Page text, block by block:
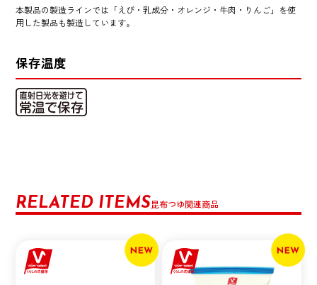
本製品の製造ラインでは「えび・乳成分・オレンジ・牛肉・りんご」を使
用した製品も製造しています。
保存温度
RELATED ITEMS昆布つゆ関連商品